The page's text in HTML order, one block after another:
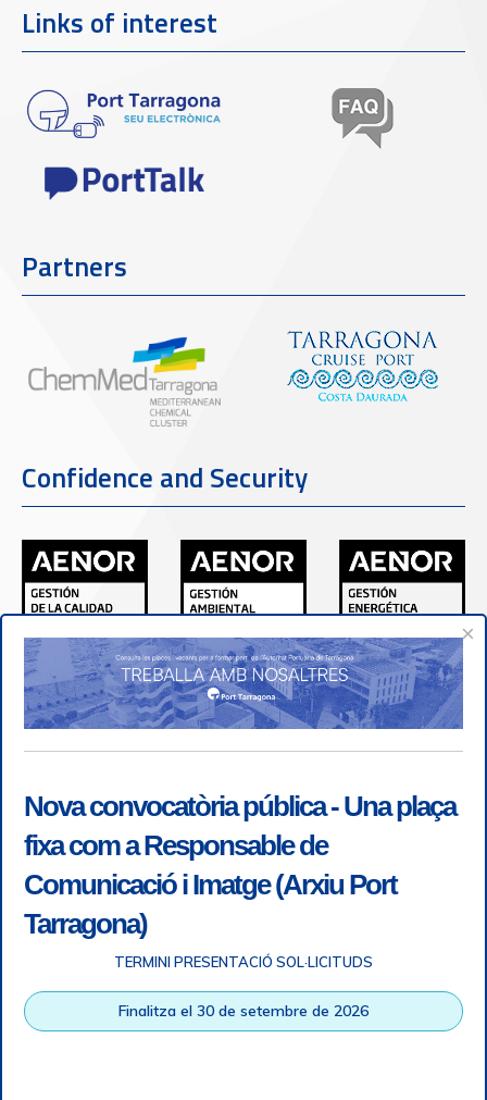
Links of interest
Partners
Confidence and Security
×
Nova convocatòria pública - Una plaça
fixa com a Responsable de
Comunicació i Imatge (Arxiu Port
Tarragona)
TERMINI PRESENTACIÓ SOL·LICITUDS
Finalitza el 30 de setembre de 2026